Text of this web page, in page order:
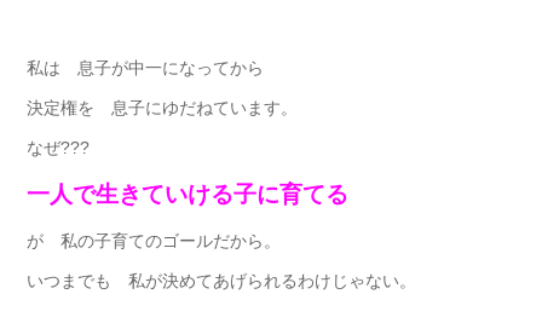
私は 息子が中一になってから
決定権を 息子にゆだねています。
なぜ???
一人で生きていける子に育てる
が 私の子育てのゴールだから。
いつまでも 私が決めてあげられるわけじゃない。